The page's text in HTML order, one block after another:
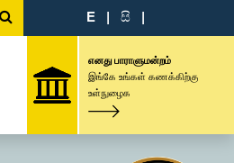
E | සි |
எனது பாராளுமன்றம்
இங்கே உங்கள் கணக்கிற்கு
உள்நுழைக